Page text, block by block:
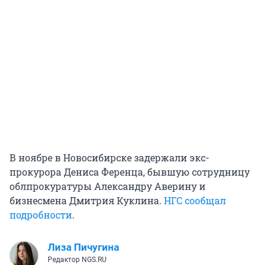
В ноябре в Новосибирске задержали экс-
прокурора Дениса Ференца, бывшую сотрудницу
облпрокуратуры Александру Аверину и
бизнесмена Дмитрия Куклина. НГС сообщал
подробности.
Лиза Пичугина
Редактор NGS.RU